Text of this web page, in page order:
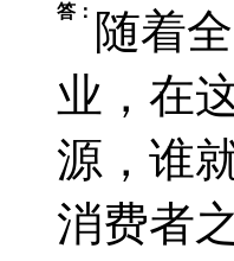
答： 随着
业，在
源，谁
消费者